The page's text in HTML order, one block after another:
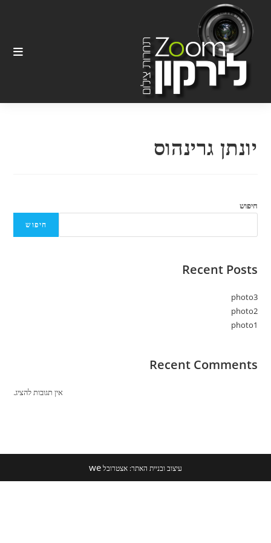
content
יונתן גרינהוס
חיפוש
חיפוש
Recent Posts
photo3
photo2
photo1
Recent Comments
אין תגובות להציג.
עיצוב ובניית האתר: אצטרובלwe